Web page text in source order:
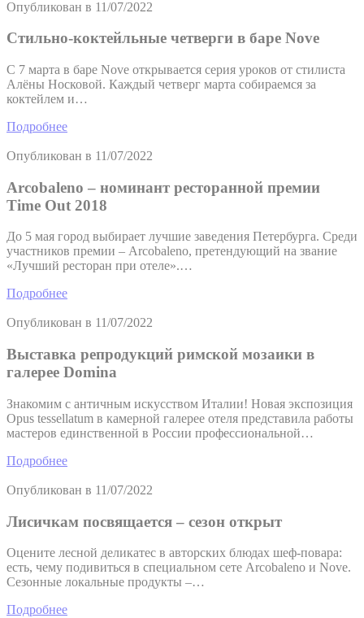
Опубликован в 11/07/2022
Стильно-коктейльные четверги в баре Nove
С 7 марта в баре Nove открывается серия уроков от стилиста
Алёны Носковой. Каждый четверг марта собираемся за
коктейлем и…
Подробнее
Опубликован в 11/07/2022
Arcobaleno – номинант ресторанной премии
Time Out 2018
До 5 мая город выбирает лучшие заведения Петербурга. Среди
участников премии – Arcobaleno, претендующий на звание
«Лучший ресторан при отеле».…
Подробнее
Опубликован в 11/07/2022
Выставка репродукций римской мозаики в
галерее Domina
Знакомим с античным искусством Италии! Новая экспозиция
Opus tessellatum в камерной галерее отеля представила работы
мастеров единственной в России профессиональной…
Подробнее
Опубликован в 11/07/2022
Лисичкам посвящается – сезон открыт
Оцените лесной деликатес в авторских блюдах шеф-повара:
есть, чему подивиться в специальном сете Arcobaleno и Nove.
Сезонные локальные продукты –…
Подробнее